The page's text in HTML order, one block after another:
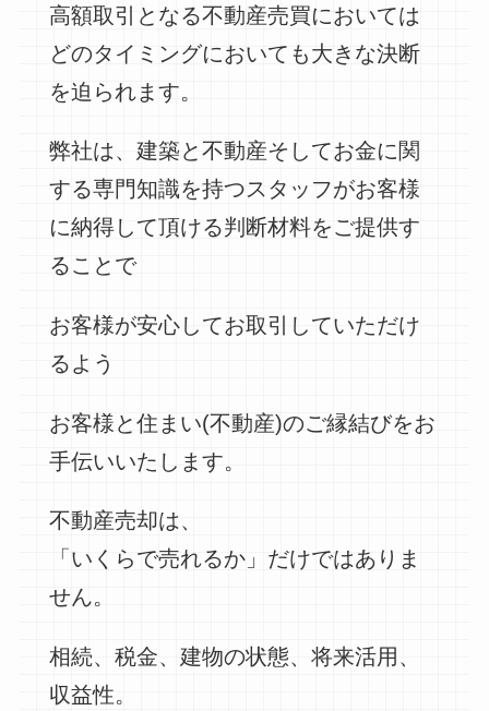
高額取引となる不動産売買においては
どのタイミングにおいても大きな決断
を迫られます。
弊社は、建築と不動産そしてお金に関
する専門知識を持つスタッフがお客様
に納得して頂ける判断材料をご提供す
ることで
お客様が安心してお取引していただけ
るよう
お客様と住まい(不動産)のご縁結びをお
手伝いいたします。
不動産売却は、
「いくらで売れるか」だけではありま
せん。
相続、税金、建物の状態、将来活用、
収益性。